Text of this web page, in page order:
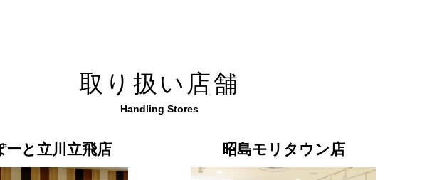
取り扱い店舗
Handling Stores
ーと立川立飛店 昭島モリタウン店